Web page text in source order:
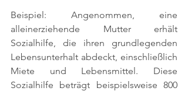
Beispiel: Angenommen, eine
alleinerziehende Mutter erhält
Sozialhilfe, die ihren grundlegenden
Lebensunterhalt abdeckt, einschließlich
Miete und Lebensmittel. Diese
Sozialhilfe beträgt beispielsweise 800